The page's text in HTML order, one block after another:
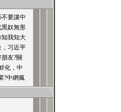
不要讓中
黑奴無形
知我知大
，习近平
友?關
化，中
?中網瘋